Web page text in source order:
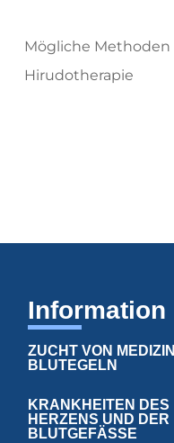
Mögliche Methoden
Hirudotherapie
Information
ZUCHT VON
BLUTEGELN
KRANKHEITEN DES
HERZENS UND DER
BLUTGEFÄSSE